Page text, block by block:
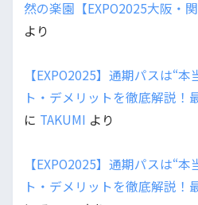
然の楽園【EXPO2025大阪・関
より
【EXPO2025】通期パスは“
ト・デメリットを徹底解説！
に TAKUMI より
【EXPO2025】通期パスは“
ト・デメリットを徹底解説！